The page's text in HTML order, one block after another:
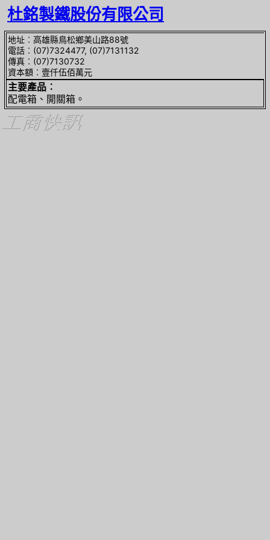
杜銘製鐵股份有限公司
地址︰高雄縣鳥松鄉美山路88號
電話︰(07)7324477, (07)7131132
傳真︰(07)7130732
資本額︰壹仟伍佰萬元
主要產品︰
配電箱、開關箱。